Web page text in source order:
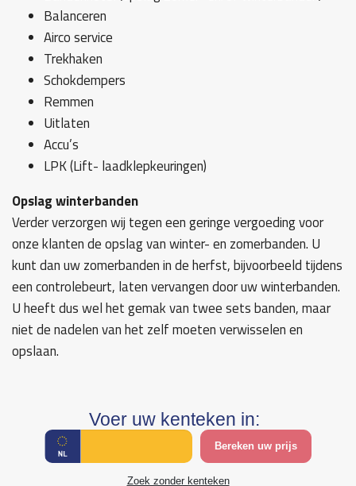
Balanceren
Airco service
Trekhaken
Schokdempers
Remmen
Uitlaten
Accu’s
LPK (Lift- laadklepkeuringen)
Opslag winterbanden
Verder verzorgen wij tegen een geringe vergoeding voor
onze klanten de opslag van winter- en zomerbanden. U
kunt dan uw zomerbanden in de herfst, bijvoorbeeld tijdens
een controlebeurt, laten vervangen door uw winterbanden.
U heeft dus wel het gemak van twee sets banden, maar
niet de nadelen van het zelf moeten verwisselen en
opslaan.
Voer uw kenteken in:
Bereken uw prijs
Zoek zonder kenteken